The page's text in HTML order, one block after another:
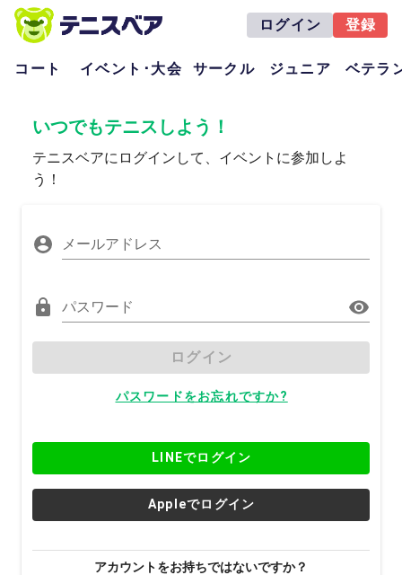
ログイン 登録
コート イベント･大会 サークル ジュニア ベテラ
いつでもテニスしよう！
テニスベアにログインして、イベントに参加しよ
う！
メールアドレス
パスワード
ログイン
パスワードをお忘れですか?
LINEでログイン
Appleでログイン
アカウントをお持ちではないですか？